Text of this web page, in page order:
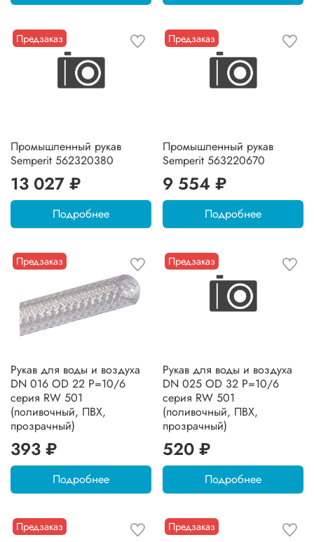
Предзаказ
Промышленный рукав
Semperit 562320380
13 027 ₽
Подробнее
Предзаказ
Промышленный рукав
Semperit 563220670
9 554 ₽
Подробнее
Предзаказ
Рукав для воды и воздуха
DN 016 OD 22 P=10/6
серия RW 501
(поливочный, ПВХ,
прозрачный)
393 ₽
Подробнее
Предзаказ
Рукав для воды и воздуха
DN 025 OD 32 P=10/6
серия RW 501
(поливочный, ПВХ,
прозрачный)
520 ₽
Подробнее
Предзаказ Предзаказ